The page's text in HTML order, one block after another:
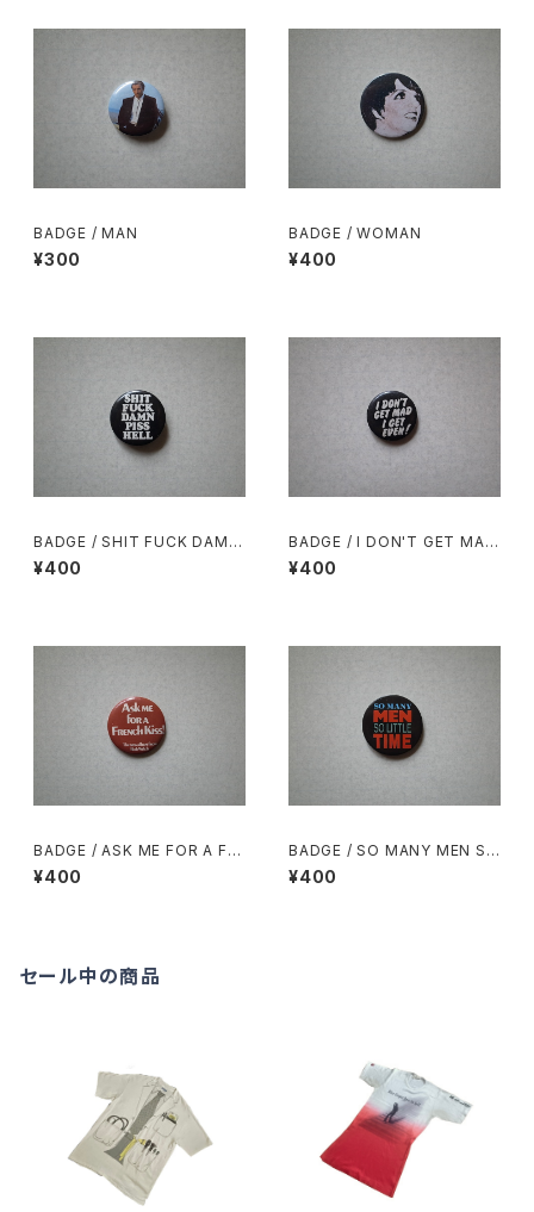
BADGE / MAN
¥300
BADGE / WOMAN
¥400
BADGE / SHIT FUCK DAMN
PISS HELL
¥400
BADGE / I DON'T GET MAD
I GET EVEN!
¥400
BADGE / ASK ME FOR A FR
ENCH Kiss!
¥400
BADGE / SO MANY MEN SO
LITTLE TIME
¥400
セール中の商品